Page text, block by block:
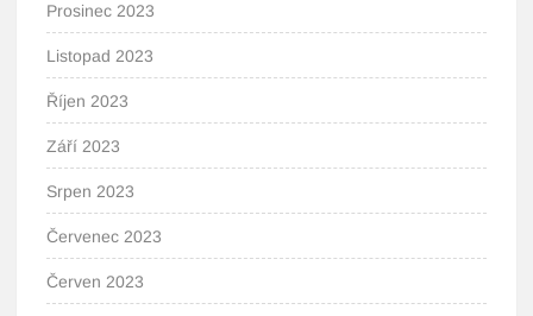
Prosinec 2023
Listopad 2023
Říjen 2023
Září 2023
Srpen 2023
Červenec 2023
Červen 2023